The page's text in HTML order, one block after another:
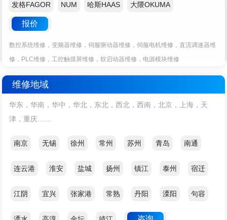
发格FAGOR NUM 哈斯HAAS 大隈OKUMA
报价
数控系统维修，变频器维修，伺服驱动器维修，伺服电机维修，直流调速器维
修，PLC维修，工控触摸屏维修，软启动器维修，电源模块维修
维修地域
华东，华南，华中，华北，东北，西北，西南，北京，上海，天
津，重庆……
南京 无锡 徐州 常州 苏州 青岛 南通
连云港 淮安 盐城 扬州 镇江 泰州 宿迁
江阴 宜兴 张家港 常熟 丹阳 溧阳 句容